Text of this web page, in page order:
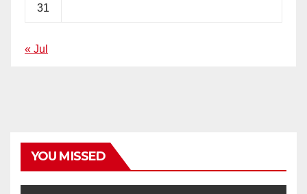
31
« Jul
YOU MISSED